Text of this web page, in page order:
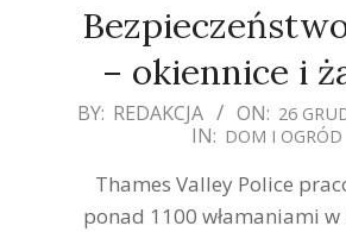
– okiennice i
2019-
BY: REDAKCJA ON: 26
IN: DOM I OGRÓD
Thames Valley Police
ponad 1100 włamaniami